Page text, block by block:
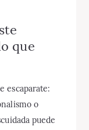
que
escaparate:
o
puede